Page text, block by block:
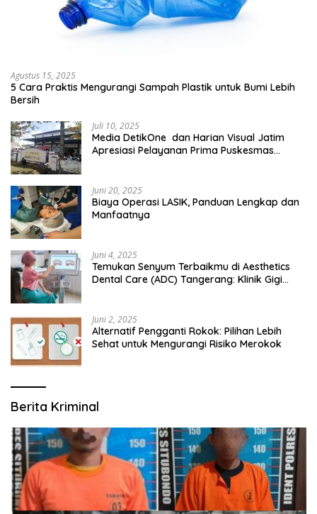
Agustus 15, 2025
5 Cara Praktis Mengurangi Sampah Plastik untuk Bumi Lebih
Bersih
Juli 10, 2025
Media DetikOne dan Harian Visual Jatim
Apresiasi Pelayanan Prima Puskesmas
Juni 20, 2025
Biaya Operasi LASIK, Panduan Lengkap dan
Manfaatnya
Juni 4, 2025
Temukan Senyum Terbaikmu di Aesthetics
Dental Care (ADC) Tangerang: Klinik Gigi
Juni 2, 2025
Alternatif Pengganti Rokok: Pilihan Lebih
Sehat untuk Mengurangi Risiko Merokok
Berita Kriminal